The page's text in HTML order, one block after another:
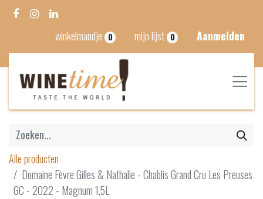
winkelmandje 0 mijn lijst 0 Aanmelden
Alle producten
Domaine Fèvre Gilles & Nathalie - Chablis Grand Cru Les Preuses
GC - 2022 - Magnum 1,5L